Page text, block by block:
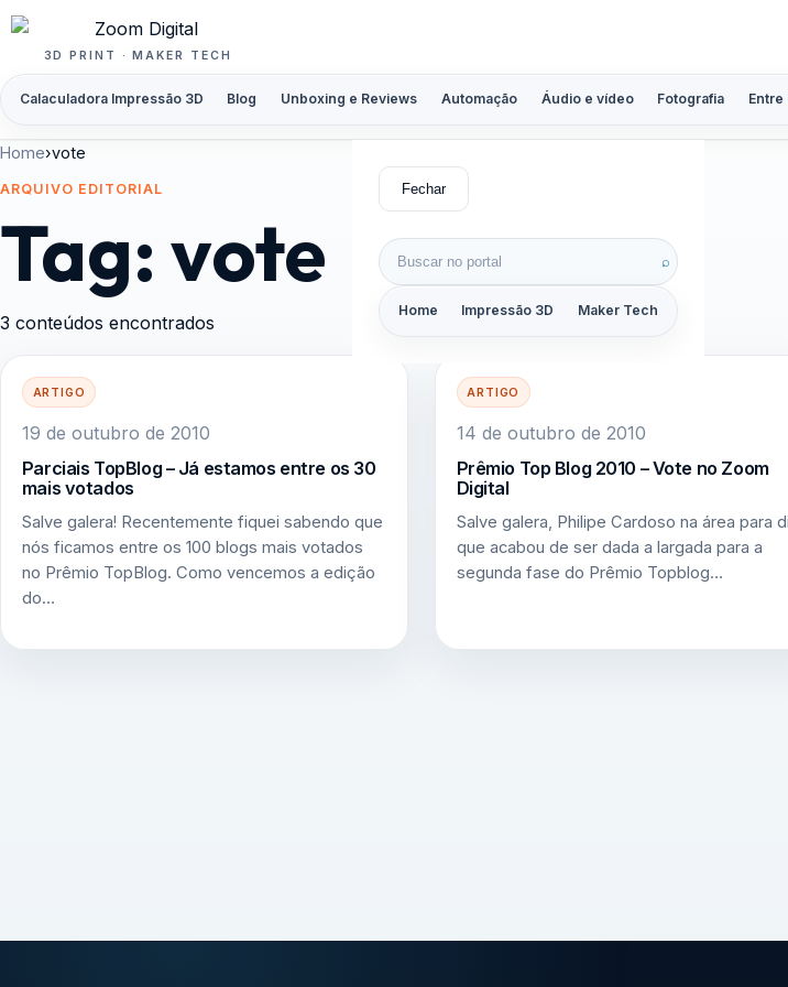
Pular para o conteúdo
3D PRINT · MAKER TECH
Calaculadora Impressão 3D Blog Unboxing e Reviews Automação Áudio e vídeo Fotografia
Fechar
Buscar por: ⌕
Home Impressão 3D Maker Tech
Home›vote
ARQUIVO EDITORIAL
Tag:vote
3 conteúdos encontrados
ARTIGO
19 de outubro de 2010
Parciais TopBlog – Já estamos entre os 30
mais votados
Salve galera! Recentemente fiquei sabendo que
nós ficamos entre os 100 blogs mais votados
no Prêmio TopBlog. Como vencemos a edição
do…
ARTIGO
14 de outubro de 2010
Prêmio Top Blog 2010 – Vote no Zoom
Digital
Salve galera, Philipe Cardoso na área para
que acabou de ser dada a largada para a
segunda fase do Prêmio Topblog…